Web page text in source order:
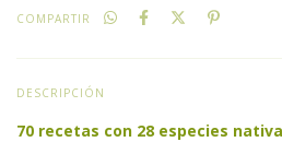
COMPARTIR
DESCRIPCIÓN
70 recetas con 28 especies